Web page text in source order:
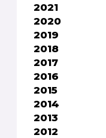
2021
2020
2019
2018
2017
2016
2015
2014
2013
2012